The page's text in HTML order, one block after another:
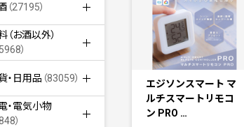
（27195）
（お酒以外）
）
・日用品 （83059）
・電気小物
）
エジソンスマート マ
ルチスマートリモコ
ン PRO …